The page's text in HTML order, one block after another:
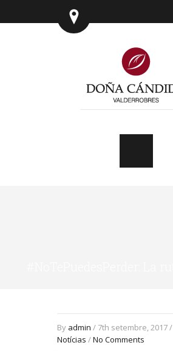
By admin / 7th setembre, 2017 /
Notícias /No Comments